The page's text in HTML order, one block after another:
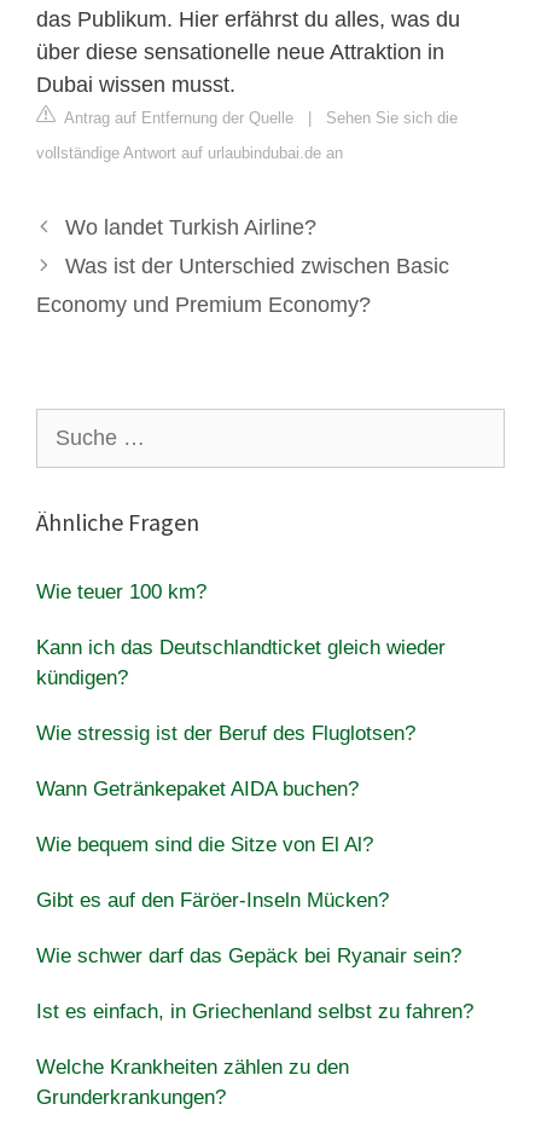
das Publikum. Hier erfährst du alles, was du
über diese sensationelle neue Attraktion in
Dubai wissen musst.
Antrag auf Entfernung der Quelle | Sehen Sie sich die
vollständige Antwort auf urlaubindubai.de an
Wo landet Turkish Airline?
Was ist der Unterschied zwischen Basic
Economy und Premium Economy?
nach:
Ähnliche Fragen
Wie teuer 100 km?
Kann ich das Deutschlandticket gleich wieder
kündigen?
Wie stressig ist der Beruf des Fluglotsen?
Wann Getränkepaket AIDA buchen?
Wie bequem sind die Sitze von El Al?
Gibt es auf den Färöer-Inseln Mücken?
Wie schwer darf das Gepäck bei Ryanair sein?
Ist es einfach, in Griechenland selbst zu fahren?
Welche Krankheiten zählen zu den
Grunderkrankungen?